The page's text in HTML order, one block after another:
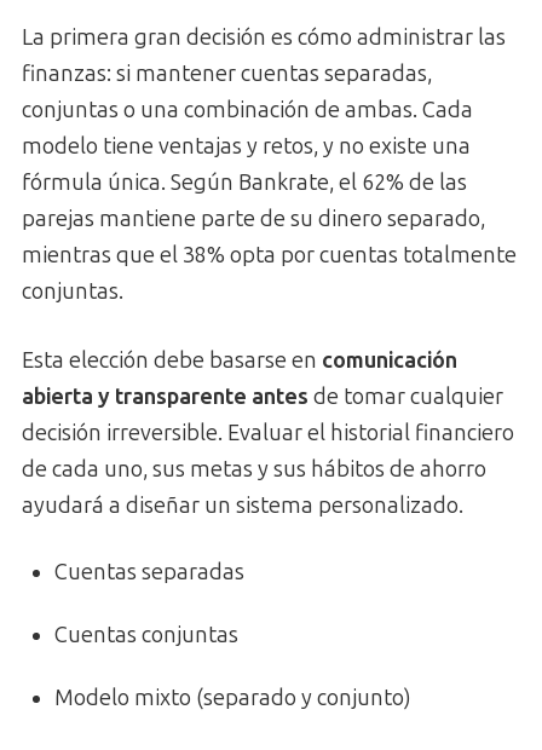
La primera gran decisión es cómo administrar las
finanzas: si mantener cuentas separadas,
conjuntas o una combinación de ambas. Cada
modelo tiene ventajas y retos, y no existe una
fórmula única. Según Bankrate, el 62% de las
parejas mantiene parte de su dinero separado,
mientras que el 38% opta por cuentas totalmente
conjuntas.
Esta elección debe basarse en comunicación
abierta y transparente antes de tomar cualquier
decisión irreversible. Evaluar el historial financiero
de cada uno, sus metas y sus hábitos de ahorro
ayudará a diseñar un sistema personalizado.
Cuentas separadas
Cuentas conjuntas
Modelo mixto (separado y conjunto)